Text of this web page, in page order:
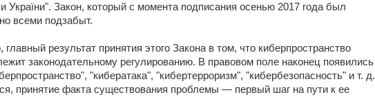
України". Закон, который с момента подписания осенью 2017 года был
всеми подзабыт.
главный результат принятия этого Закона в том, что киберпространство
законодательному регулированию. В правовом поле наконец появились
"кибератака", "кибертерроризм", "кибербезопасность" и т. д.
принятие факта существования проблемы — первый шаг на пути к ее